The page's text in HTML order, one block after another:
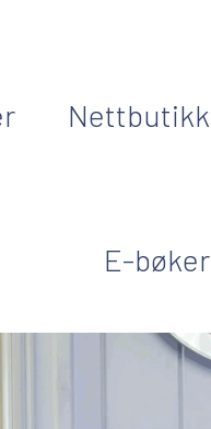
Nettbutikk
E-bøker